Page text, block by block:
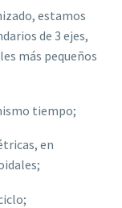
estamos
de 3 ejes,
más pequeños
tiempo;
en